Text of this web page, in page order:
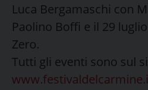
Luca Bergamaschi con
Paolino Boffi e il 29
Zero.
Tutti gli eventi sono sul